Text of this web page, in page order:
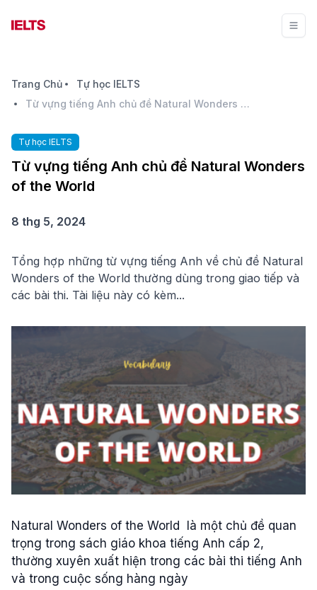
Trang Chủ
Tự học IELTS
Từ vựng tiếng Anh chủ đề Natural Wonders of the World
Tự học IELTS
Từ vựng tiếng Anh chủ đề Natural Wonders
of the World
8 thg 5, 2024
Tổng hợp những từ vựng tiếng Anh về chủ đề Natural
Wonders of the World thường dùng trong giao tiếp và
các bài thi. Tài liệu này có kèm...
Natural Wonders of the World là một chủ đề quan
trọng trong sách giáo khoa tiếng Anh cấp 2,
thường xuyên xuất hiện trong các bài thi tiếng Anh
và trong cuộc sống hàng ngày